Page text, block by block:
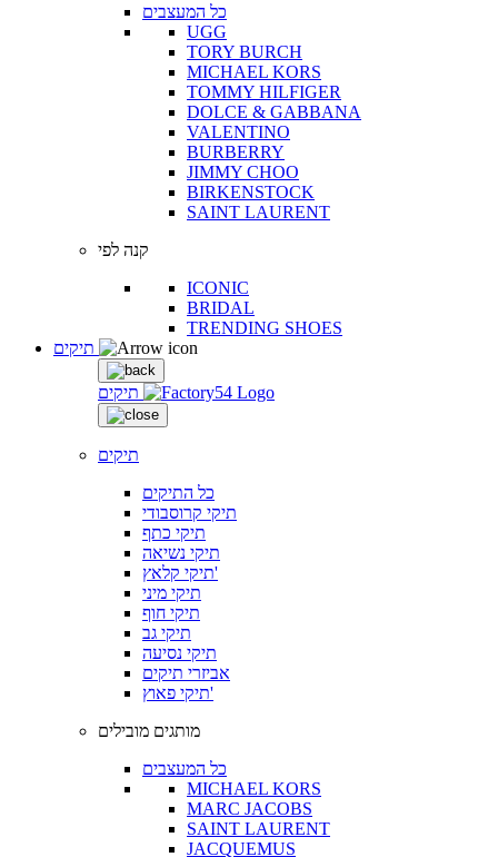
כל המעצבים
UGG
TORY BURCH
MICHAEL KORS
TOMMY HILFIGER
DOLCE & GABBANA
VALENTINO
BURBERRY
JIMMY CHOO
BIRKENSTOCK
SAINT LAURENT
קנה לפי
ICONIC
BRIDAL
TRENDING SHOES
תיקים
תיקים
כל התיקים
תיקי קרוסבודי
תיקי כתף
תיקי נשיאה
תיקי קלאץ'
תיקי מיני
תיקי חוף
תיקי גב
תיקי נסיעה
אביזרי תיקים
תיקי פאוץ'
מותגים מובילים
כל המעצבים
MICHAEL KORS
MARC JACOBS
SAINT LAURENT
JACQUEMUS